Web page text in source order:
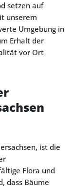
setzen auf
unserem
Umgebung in
Erhalt der
vor Ort
ist die
Flora und
dass Bäume